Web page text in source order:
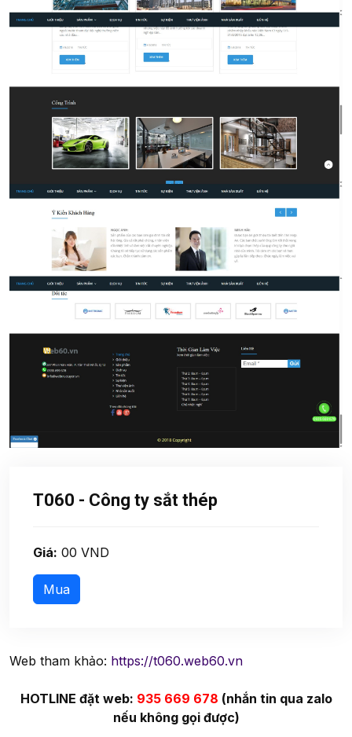
T060 - Công ty sắt thép
Giá: 00 VND
Web tham khảo: https://t060.web60.vn
HOTLINE đặt web: 935 669 678 (nhắn tin qua zalo
nếu không gọi được)